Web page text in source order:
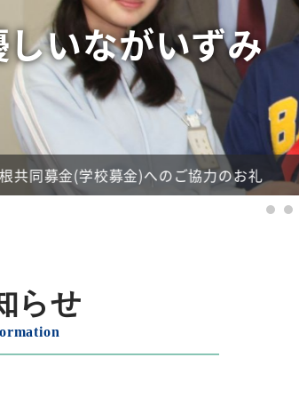
がいずみ
(学校募金)へのご協力のお礼
らせ